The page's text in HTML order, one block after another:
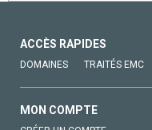
ACCÈS RAPIDES
DOMAINES TRAITÉS EMC
MON COMPTE